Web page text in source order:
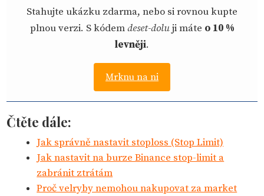
Stahujte ukázku zdarma, nebo si rovnou kupte
plnou verzi. S kódemdeset-doluji máte o 10 %
levněji.
Mrknu na ni
Čtěte dále:
Jak správně nastavit stoploss (Stop Limit)
Jak nastavit na burze Binance stop-limit a
zabránit ztrátám
Proč velryby nemohou nakupovat za market